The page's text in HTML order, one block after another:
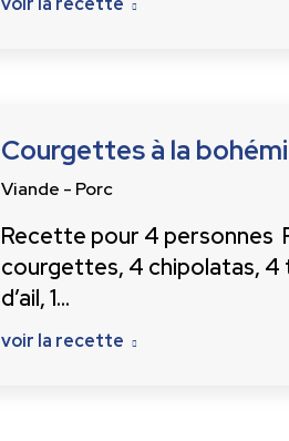
Courgettes à la
Viande - Porc
Recette pour 4 personnes
courgettes, 4 chipolatas, 4
d’ail, 1…
voir la recette